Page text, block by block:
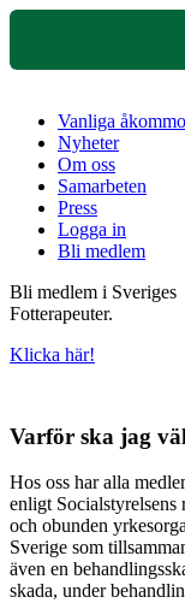
Vanliga
Nyheter
Om oss
Samarbeten
Press
Logga in
Bli medlem
Bli medlem i Sveriges
Fotterapeuter.
Klicka här!
Varför ska jag
Hos oss har alla
enligt
och obunden
Sverige som
även en
skada, under